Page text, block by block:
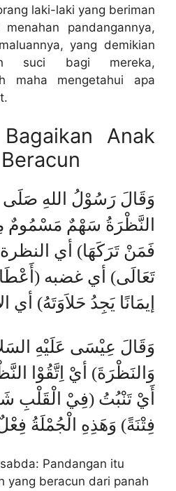
laki-laki yang beriman
menahan pandangannya,
yang demikian
suci bagi mereka,
maha mengetahui apa
Anak
وَقَالَ رَسُوْلُ اللهِ صَلَى
النَّظْرَةُ سَهْمٌ مَسْمُومٌ
فَمَنْ تَرَكَهَا) أي
تَعَالَى) أي غضبه
إيمَانًا يَجِدُ حَلاَوَتَهُ) أي
وَقَالَ عِيْسَى عَلَيْهِ
وَالنَظْرَةَ) أيْ اِتَّقُوْا
أَيْ تَنْبُتُ (فِيْ الْقَلْبِ
فِتْنَةً) وَهَذِهِ الْجُمْلَةُ
Pandangan itu
yang beracun dari panah